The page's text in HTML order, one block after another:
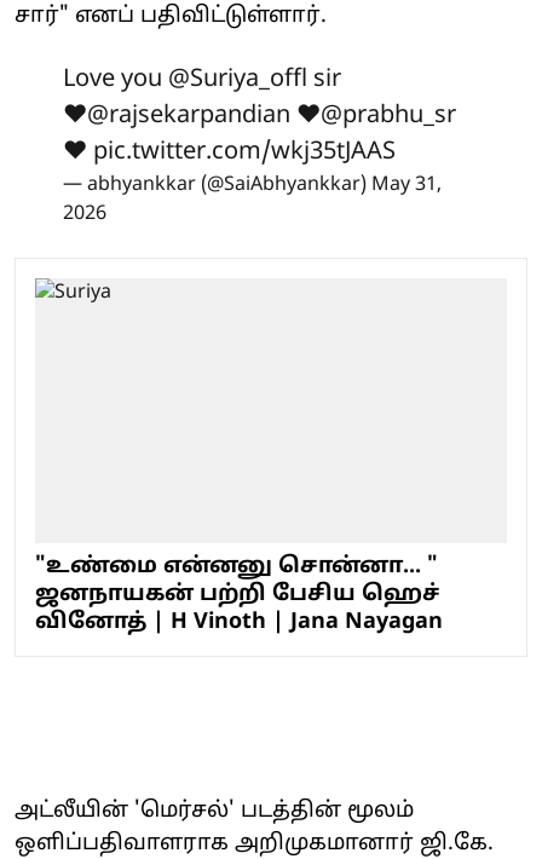
சார்" எனப் பதிவிட்டுள்ளார்.
Love you @Suriya_offl sir
♥️@rajsekarpandian ♥️@prabhu_sr
♥️ pic.twitter.com/wkj35tJAAS
— abhyankkar (@SaiAbhyankkar) May 31,
2026
"உண்மை என்னனு சொன்னா... "
ஜனநாயகன் பற்றி பேசிய ஹெச்
வினோத் | H Vinoth | Jana Nayagan
அட்லீயின் 'மெர்சல்' படத்தின் மூலம்
ஒளிப்பதிவாளராக அறிமுகமானார் ஜி.கே.